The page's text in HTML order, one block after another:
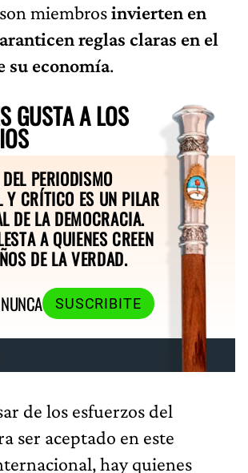
miembrosinvierten en
reglas claras en el
su economía.
GUSTA A LOS
PERIODISMO
Y CRÍTICO ES UN PILAR
DE LA DEMOCRACIA.
A QUIENES CREEN
DE LA VERDAD.
SUSCRIBITE
de los esfuerzos del
ser aceptado en este
hay quienes